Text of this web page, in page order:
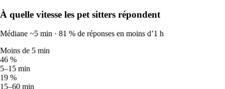
19
Tempête
Mar
🌦️
25°
17°
Bruine
Mer
À quelle vitesse les pet sitters répondent
Médiane ~5 min · 81 % de réponses en moins d’1 h
Moins de 5 min
46 %
5–15 min
19 %
15–60 min